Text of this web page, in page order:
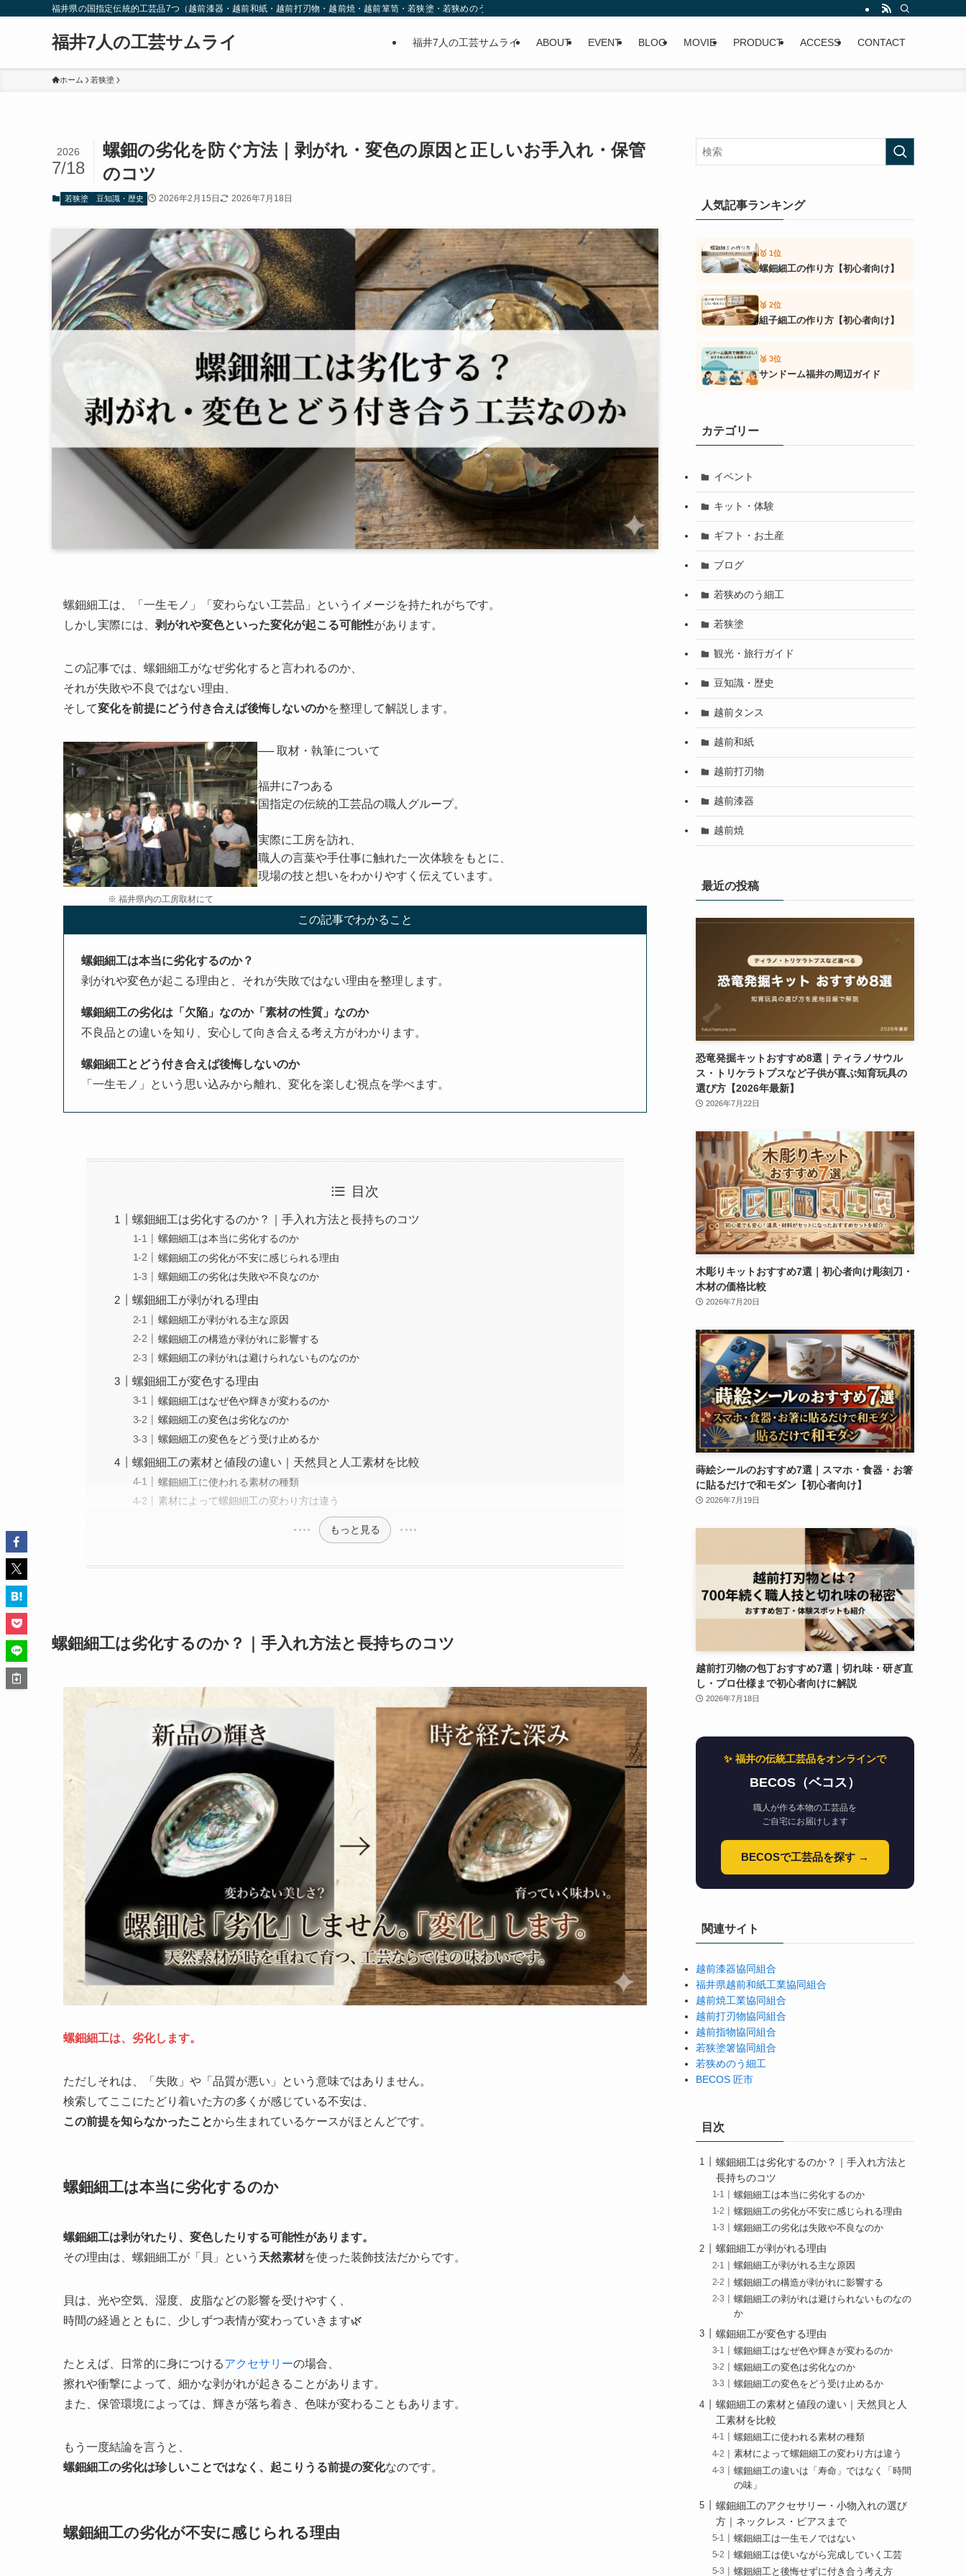
福井県の国指定伝統的工芸品7つ（越前漆器・越前和紙・越前打刃物・越前焼・越前箪笥・若狭塗・若狭めのう細工）の職人グループ。体験イベント・工房見学・伝統工芸の魅力を発信中。
福井7人の工芸サムライ 福井7人の工芸サムライ ABOUT EVENT BLOG MOVIE PRODUCT ACCESS CONTACT
ホーム 若狭塗
螺鈿の劣化を防ぐ方法｜剥がれ・変色の原因と正しいお手入れ・保管
のコツ
2026
7/18
若狭塗 豆知識・歴史 2026年2月15日 2026年7月18日
螺鈿細工は、「一生モノ」「変わらない工芸品」というイメージを持たれがちです。
しかし実際には、 剥がれや変色といった変化が起こる可能性があります。
この記事では、螺鈿細工がなぜ劣化すると言われるのか、
それが失敗や不良ではない理由、
そして変化を前提にどう付き合えば後悔しないのかを整理して解説します。
※ 福井県内の工房取材にて
── 取材・執筆について
福井に7つある
国指定の伝統的工芸品の職人グループ。
実際に工房を訪れ、
職人の言葉や手仕事に触れた一次体験をもとに、
現場の技と想いをわかりやすく伝えています。
この記事でわかること
螺鈿細工は本当に劣化するのか？
剥がれや変色が起こる理由と、それが失敗ではない理由を整理します。
螺鈿細工の劣化は「欠陥」なのか「素材の性質」なのか
不良品との違いを知り、安心して向き合える考え方がわかります。
螺鈿細工とどう付き合えば後悔しないのか
「一生モノ」という思い込みから離れ、変化を楽しむ視点を学べます。
目次
螺鈿細工は劣化するのか？｜手入れ方法と長持ちのコツ
螺鈿細工は本当に劣化するのか
螺鈿細工の劣化が不安に感じられる理由
螺鈿細工の劣化は失敗や不良なのか
螺鈿細工が剥がれる理由
螺鈿細工が剥がれる主な原因
螺鈿細工の構造が剥がれに影響する
螺鈿細工の剥がれは避けられないものなのか
螺鈿細工が変色する理由
螺鈿細工はなぜ色や輝きが変わるのか
螺鈿細工の変色は劣化なのか
螺鈿細工の変色をどう受け止めるか
螺鈿細工の素材と値段の違い｜天然貝と人工素材を比較
螺鈿細工に使われる素材の種類
素材によって螺鈿細工の変わり方は違う
もっと見る
螺鈿細工は劣化するのか？｜手入れ方法と長持ちのコツ
螺鈿細工は、劣化します。
ただしそれは、「失敗」や「品質が悪い」という意味ではありません。
検索してここにたどり着いた方の多くが感じている不安は、
この前提を知らなかったことから生まれているケースがほとんどです。
螺鈿細工は本当に劣化するのか
螺鈿細工は剥がれたり、変色したりする可能性があります。
その理由は、螺鈿細工が「貝」という 天然素材を使った装飾技法だからです。
貝は、光や空気、湿度、皮脂などの影響を受けやすく、
時間の経過とともに、少しずつ表情が変わっていきます🌿
たとえば、日常的に身につけるアクセサリーの場合、
擦れや衝撃によって、細かな剥がれが起きることがあります。
また、保管環境によっては、輝きが落ち着き、色味が変わることもあります。
もう一度結論を言うと、
螺鈿細工の劣化は珍しいことではなく、起こりうる前提の変化なのです。
螺鈿細工の劣化が不安に感じられる理由
人気記事ランキング
🥇 1位
螺鈿細工の作り方【初心者向け】
🥈 2位
組子細工の作り方【初心者向け】
🥉 3位
サンドーム福井の周辺ガイド
カテゴリー
イベント
キット・体験
ギフト・お土産
ブログ
若狭めのう細工
若狭塗
観光・旅行ガイド
豆知識・歴史
越前タンス
越前和紙
越前打刃物
越前漆器
越前焼
最近の投稿
恐竜発掘キットおすすめ8選｜ティラノサウル
ス・トリケラトプスなど子供が喜ぶ知育玩具の
選び方【2026年最新】
2026年7月22日
木彫りキットおすすめ7選｜初心者向け彫刻刀・
木材の価格比較
2026年7月20日
蒔絵シールのおすすめ7選｜スマホ・食器・お箸
に貼るだけで和モダン【初心者向け】
2026年7月19日
越前打刃物の包丁おすすめ7選｜切れ味・研ぎ直
し・プロ仕様まで初心者向けに解説
2026年7月18日
✨ 福井の伝統工芸品をオンラインで
BECOS（ベコス）
職人が作る本物の工芸品を
ご自宅にお届けします
BECOSで工芸品を探す →
関連サイト
越前漆器協同組合
福井県越前和紙工業協同組合
越前焼工業協同組合
越前打刃物協同組合
越前指物協同組合
若狭塗箸協同組合
若狭めのう細工
BECOS 匠市
目次
螺鈿細工は劣化するのか？｜手入れ方法と
長持ちのコツ
螺鈿細工は本当に劣化するのか
螺鈿細工の劣化が不安に感じられる理由
螺鈿細工の劣化は失敗や不良なのか
螺鈿細工が剥がれる理由
螺鈿細工が剥がれる主な原因
螺鈿細工の構造が剥がれに影響する
螺鈿細工の剥がれは避けられないものなの
か
螺鈿細工が変色する理由
螺鈿細工はなぜ色や輝きが変わるのか
螺鈿細工の変色は劣化なのか
螺鈿細工の変色をどう受け止めるか
螺鈿細工の素材と値段の違い｜天然貝と人
工素材を比較
螺鈿細工に使われる素材の種類
素材によって螺鈿細工の変わり方は違う
螺鈿細工の違いは「寿命」ではなく「時間
の味」
螺鈿細工のアクセサリー・小物入れの選び
方｜ネックレス・ピアスまで
螺鈿細工は一生モノではない
螺鈿細工は使いながら完成していく工芸
螺鈿細工と後悔せずに付き合う考え方